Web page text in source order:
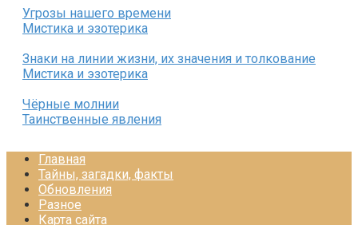
Угрозы нашего времени
Мистика и эзотерика
Знаки на линии жизни, их значения и толкование
Мистика и эзотерика
Чёрные молнии
Таинственные явления
Главная
Тайны, загадки, факты
Обновления
Разное
Карта сайта